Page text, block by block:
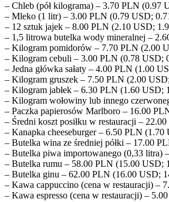
– Chleb (pół kilograma) – 3.70 PLN (0.97
– Mleko (1 litr) – 3.00 PLN (0.79 USD;
– 12 sztuk jajek – 8.00 PLN (2.10 USD;
– 1,5 litrowa butelka wody mineralnej –
– Kilogram pomidorów – 7.70 PLN (2.00
– Kilogram cebuli – 3.00 PLN (0.78 USD;
– Jedna główka sałaty – 4.00 PLN (1.00
– Kilogram gruszek – 7.50 PLN (2.00
– Kilogram jabłek – 6.30 PLN (1.60 USD;
– Kilogram wołowiny lub innego
– Paczka papierosów Marlboro – 16.00
– Średni koszt posiłku w restauracji –
– Kanapka cheeseburger – 6.50 PLN
– Butelka wina ze średniej półki – 17.00
– Butelka piwa importowanego (0,33 litra)
– Butelka rumu – 58.00 PLN (15.00 USD;
– Butelka ginu – 62.00 PLN (16.00 USD;
– Kawa cappuccino (cena w restauracji) –
– Kawa espresso (cena w restauracji) –